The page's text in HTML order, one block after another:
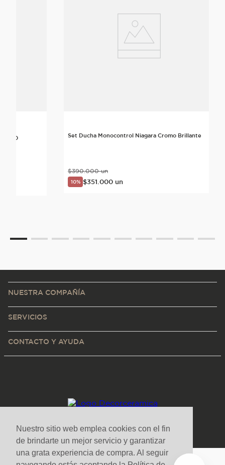
Nuestro sitio web emplea cookies con el fin
de brindarte un mejor servicio y garantizar
una grata experiencia de compra. Al seguir
Set Ducha Monocontrol Niagara Cromo Brillante
$390.000 un
10% $351 000 un
NUESTRA COMPAÑÍA
SERVICIOS
CONTACTO Y AYUDA